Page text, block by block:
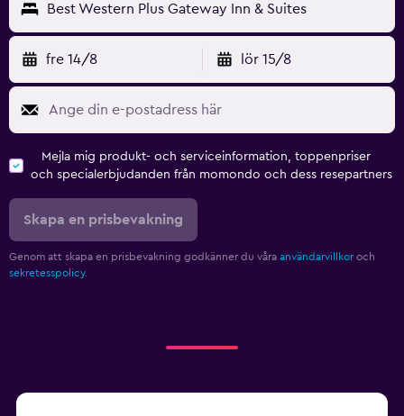
Best Western Plus Gateway Inn & Suites
fre 14/8 lör 15/8
Mejla mig produkt- och serviceinformation, toppenpriser
och specialerbjudanden från momondo och dess resepartners
Skapa en prisbevakning
Genom att skapa en prisbevakning godkänner du våra användarvillkor och
sekretesspolicy.